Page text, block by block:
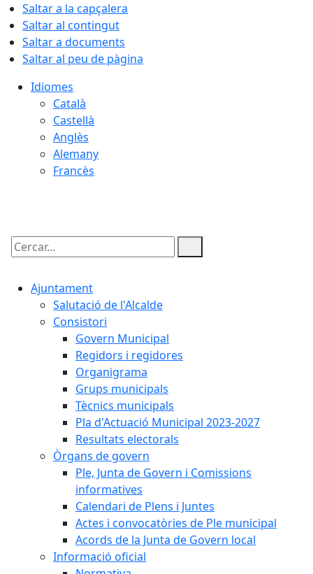
Saltar a la capçalera
Saltar al contingut
Saltar a documents
Saltar al peu de pàgina
Idiomes
Català
Castellà
Anglès
Alemany
Francès
Cercar:
Ajuntament
Salutació de l'Alcalde
Consistori
Govern Municipal
Regidors i regidores
Organigrama
Grups municipals
Tècnics municipals
Pla d'Actuació Municipal 2023-2027
Resultats electorals
Òrgans de govern
Ple, Junta de Govern i Comissions
informatives
Calendari de Plens i Juntes
Actes i convocatòries de Ple municipal
Acords de la Junta de Govern local
Informació oficial